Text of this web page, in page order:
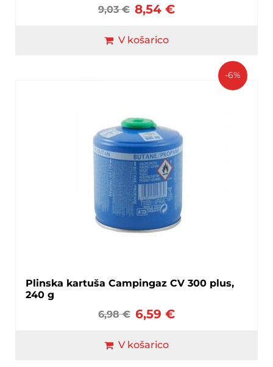
9,03€ 8,54€
V košarico
-6%
Plinska kartuša Campingaz CV 300 plus,
240 g
6,98€ 6,59 €
V košarico